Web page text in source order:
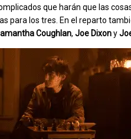
que harán que las
para los tres. En el reparto
Coughlan, Joe Dixony